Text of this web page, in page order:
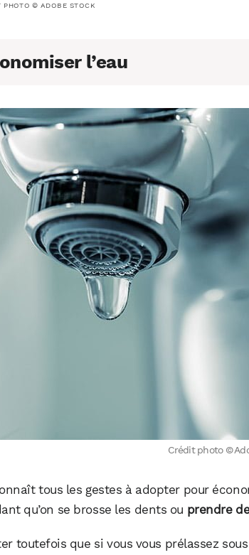
PHOTO © ADOBE STOCK
l’eau
Crédit photo ©
tous les gestes à adopter pour
qu’on se brosse les dents ou prendre
toutefois que si vous vous prélassez